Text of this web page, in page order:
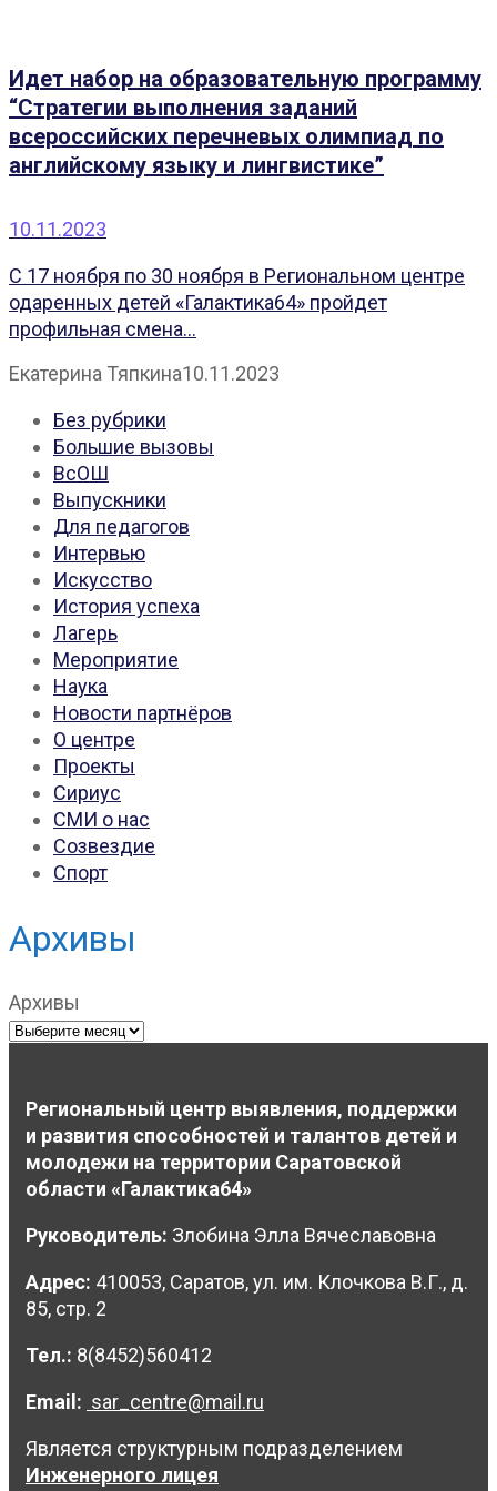
Идет набор на образовательную программу
“Стратегии выполнения заданий
всероссийских перечневых олимпиад по
английскому языку и лингвистике”
10.11.2023
С 17 ноября по 30 ноября в Региональном центре
одаренных детей «Галактика64» пройдет
профильная смена...
Екатерина Тяпкина10.11.2023
Без рубрики
Большие вызовы
ВсОШ
Выпускники
Для педагогов
Интервью
Искусство
История успеха
Лагерь
Мероприятие
Наука
Новости партнёров
О центре
Проекты
Сириус
СМИ о нас
Созвездие
Спорт
Архивы
Архивы
Региональный центр выявления, поддержки
и развития способностей и талантов детей и
молодежи на территории Саратовской
области «Галактика64»
Руководитель: Злобина Элла Вячеславовна
Адрес: 410053, Саратов, ул. им. Клочкова В.Г., д.
85, стр. 2
Тел.: 8(8452)560412
Email: sar_centre@mail.ru
Является структурным подразделением
Инженерного лицея